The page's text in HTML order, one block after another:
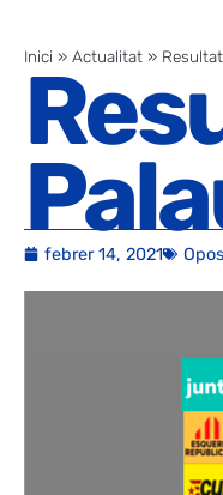
Inici » Actualitat »
febrer 14, 2021